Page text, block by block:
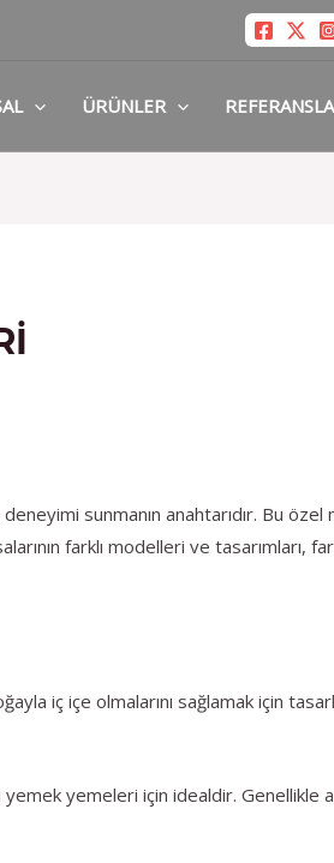
ÜRÜNLER
sunmanın anahtarıdır. Bu özel
farklı modelleri ve tasarımları,
iç içe olmalarını sağlamak için
yemek yemeleri için idealdir. Genellikle